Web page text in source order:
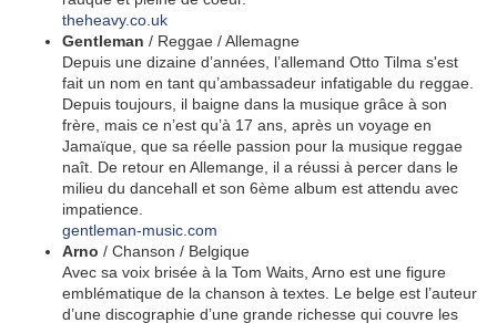
theheavy.co.uk
Gentleman / Reggae / Allemagne
Depuis une dizaine d’années, l’allemand Otto Tilma s'est
fait un nom en tant qu’ambassadeur infatigable du reggae.
Depuis toujours, il baigne dans la musique grâce à son
frère, mais ce n’est qu’à 17 ans, après un voyage en
Jamaïque, que sa réelle passion pour la musique reggae
naît. De retour en Allemange, il a réussi à percer dans le
milieu du dancehall et son 6ème album est attendu avec
impatience.
gentleman-music.com
Arno / Chanson / Belgique
Avec sa voix brisée à la Tom Waits, Arno est une figure
emblématique de la chanson à textes. Le belge est l’auteur
d’une discographie d’une grande richesse qui couvre les